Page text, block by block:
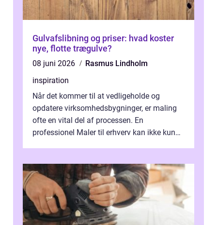
Gulvafslibning og priser: hvad koster
nye, flotte trægulve?
08 juni 2026
Rasmus Lindholm
inspiration
Når det kommer til at vedligeholde og
opdatere virksomhedsbygninger, er maling
ofte en vital del af processen. En
professionel Maler til erhverv kan ikke kun